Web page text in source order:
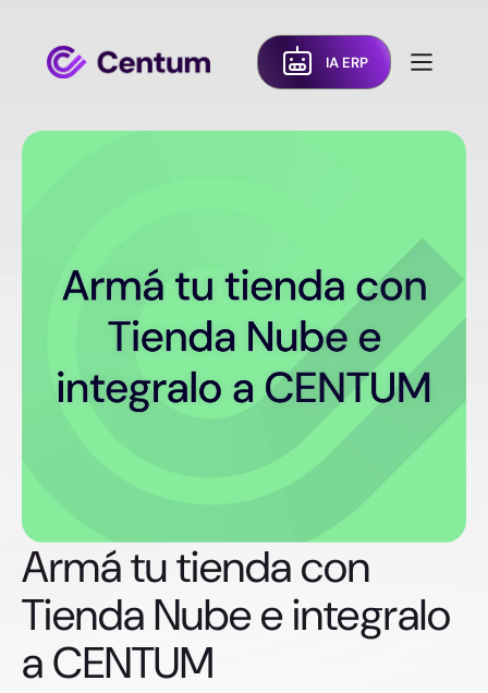
IA ERP
Armá tu tienda con
Tienda Nube e integralo
a CENTUM